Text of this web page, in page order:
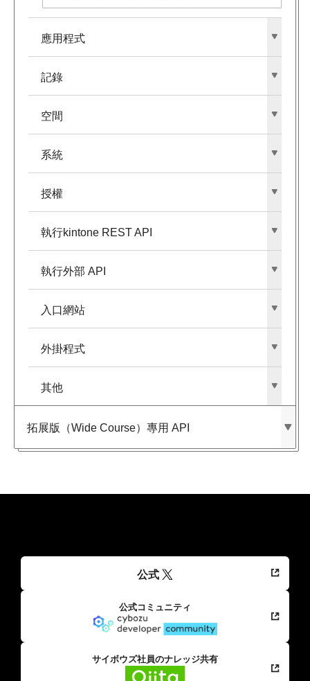
應用程式
記錄
空間
系統
授權
執行kintone REST API
執行外部​ API
入口網站
外掛程式
其他
拓展版​（Wide Course）​專用 API
公式
公式コミュニティ
サイボウズ社員のナレッジ共有